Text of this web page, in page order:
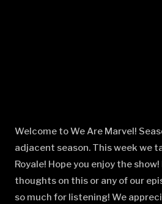
Welcome to We Are Marvel!
adjacent season. This week we
Royale! Hope you enjoy the
thoughts on this or any of our
so much for listening! We